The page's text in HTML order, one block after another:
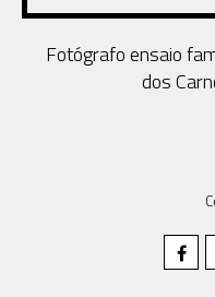
Fotógrafo ensaio
dos